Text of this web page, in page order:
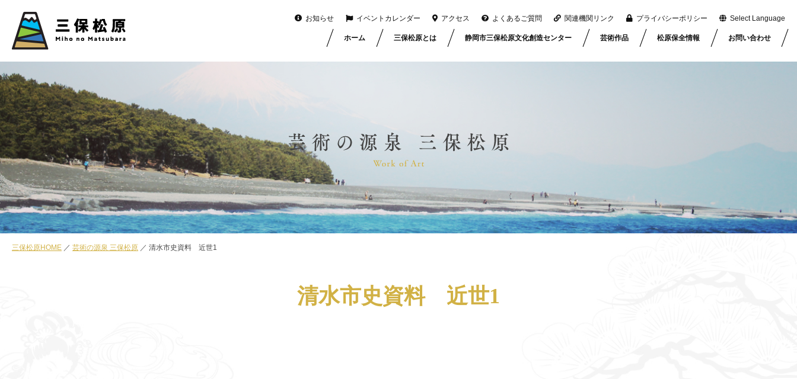
お知らせ イベントカレンダー アクセス よくあるご質問 関連機関リンク プライバシーポリシー Select Language
ホーム 三保松原とは 静岡市三保松原文化創造センター 芸術作品 松原保全情報 お問い合わせ
三保松原HOME 芸術の源泉 三保松原 清水市史資料 近世1
清水市史資料 近世1